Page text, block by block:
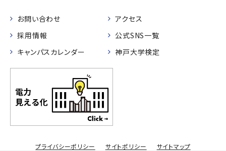
お問い合わせ
アクセス
採用情報
公式SNS一覧
キャンパスカレンダー
神戸大学検定
プライバシーポリシー サイトポリシー サイトマップ